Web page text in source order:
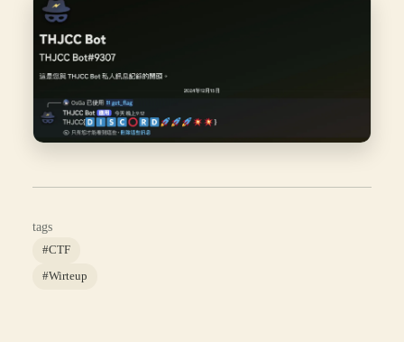
tags
#CTF
#Wirteup